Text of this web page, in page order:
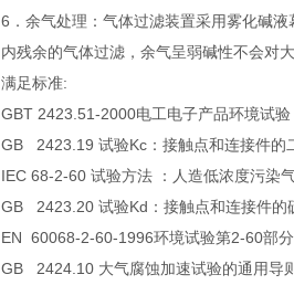
6．余气处理：气体过滤装置采用雾化碱
内残余的气体过滤，余气呈弱碱性不会对
满足标准:
GBT 2423.51-2000电工电子产品环境试
GB 2423.19 试验Kc：接触点和连接件的
IEC 68-2-60 试验方法 ：人造低浓度污染
GB 2423.20 试验Kd：接触点和连接件的
EN 60068-2-60-1996环境试验第2-60部
GB 2424.10 大气腐蚀加速试验的通用导